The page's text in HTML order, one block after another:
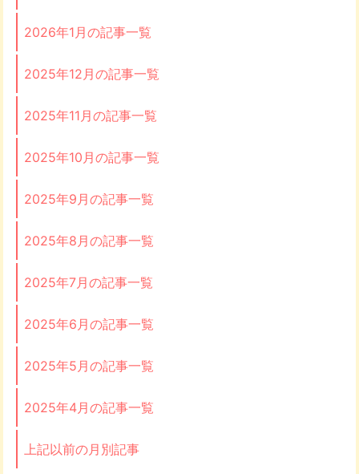
2026年1月の記事一覧
2025年12月の記事一覧
2025年11月の記事一覧
2025年10月の記事一覧
2025年9月の記事一覧
2025年8月の記事一覧
2025年7月の記事一覧
2025年6月の記事一覧
2025年5月の記事一覧
2025年4月の記事一覧
上記以前の月別記事